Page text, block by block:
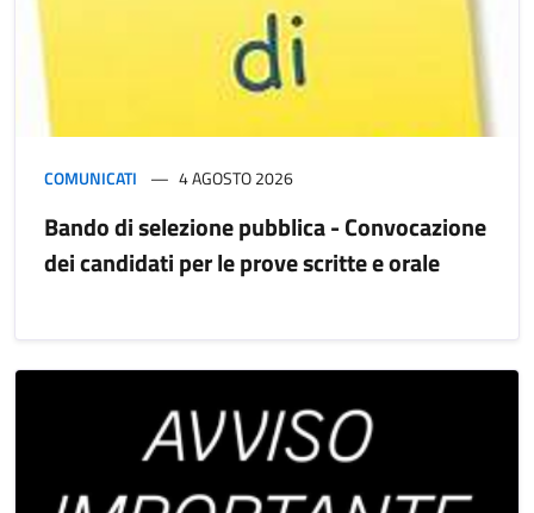
COMUNICATI 4 AGOSTO 2026
Bando di selezione pubblica - Convocazione
dei candidati per le prove scritte e orale